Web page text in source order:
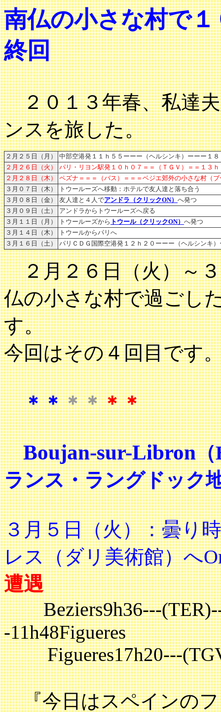
南仏の小さな村で
終回
２０１３年春、私達
ンスを旅した。
２月２５日（月）
中部空港発１１ｈ５５ーーー（ヘルシンキ）ーーー１
２月２６日（火）
パリ・リヨン駅発１０ｈ０７＝＝（ＴＧＶ）＝＝１３
２月２８日（木）
ペズナ＝＝＝（バス）＝＝＝ベジエ郊外の小さな村（
３月０７日（木）
トウールーズへ移動：ホテルで友人達と落ち合う
３月０８日（金）
友人達と４人でアンドラ（クリックON） へ発つ
３月０９日（土）
アンドラからトウールーズへ戻る
３月１１日（月）
トウールーズから トウール（クリックON） へ発つ
３月１４日（木）
トウールからパリへ
３月１６日（土）
パリＣＤＧ国際空港発１２ｈ２０ーーー（ヘルシンキ
２月２６日（火）～
仏の小さな村で過ごし
す。
今回はその４回目です
＊＊＊＊＊＊
Boujan-sur-Libron（
ランス・ラングドック
３月５日（火）：曇り
レス（ダリ美術館）へ
遭遇
Beziers9h36---
-11h48Figueres
Figueres17h20---
『今日はスペインのフ